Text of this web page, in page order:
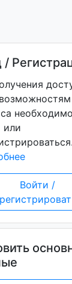
/
или
Войти /